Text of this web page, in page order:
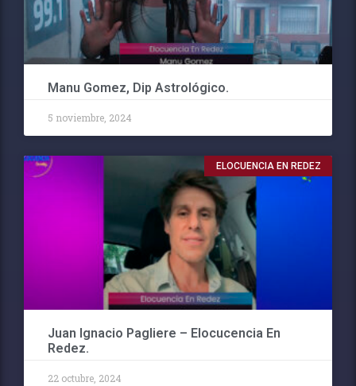
Manu Gomez, Dip Astrológico.
5 noviembre, 2024
ELOCUENCIA EN REDEZ
Juan Ignacio Pagliere – Elocucencia En
Redez.
22 octubre, 2024